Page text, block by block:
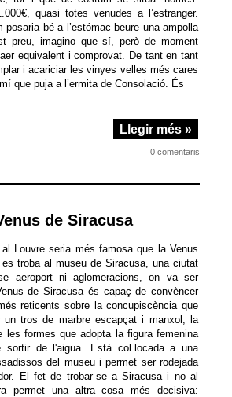
quasi totes venudes a l’estranger.
posaria bé a l’estómac beure una ampolla
preu, imagino que sí, però de moment
equivalent i comprovat. De tant en tant
i acariciar les vinyes velles més cares
que puja a l’ermita de Consolació. És
Llegir més »
0 comentaris
de Siracusa
al Louvre seria més famosa que la Venus
troba al museu de Siracusa, una ciutat
aeroport ni aglomeracions, on va ser
de Siracusa és capaç de convèncer
reticents sobre la concupiscència que
un tros de marbre escapçat i manxol, la
les formes que adopta la figura femenina
sortir de l'aigua. Està col.locada a una
del museu i permet ser rodejada
El fet de trobar-se a Siracusa i no al
permet una altra cosa més decisiva: